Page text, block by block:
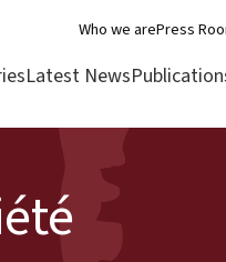
Who we arePress
Latest News